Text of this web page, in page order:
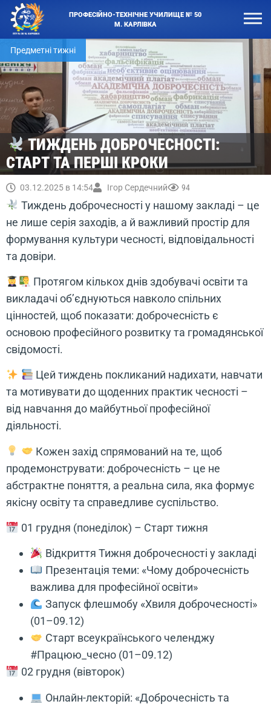
ПРОФЕСІЙНО-ТЕХНІЧНЕ УЧИЛИЩЕ № 50
М. КАРЛІВКА
Предметні тижні
ТИЖДЕНЬ ДОБРОЧЕСНОСТІ:
СТАРТ ТА ПЕРШІ КРОКИ
03.12.2025 в 14:54 Ігор Сердечний 94
Тиждень доброчесності у нашому закладі – це
не лише серія заходів, а й важливий простір для
формування культури чесності, відповідальності
та довіри.
Протягом кількох днів здобувачі освіти та
викладачі об’єднуються навколо спільних
цінностей, щоб показати: доброчесність є
основою професійного розвитку та громадянської
свідомості.
Цей тиждень покликаний надихати, навчати
та мотивувати до щоденних практик чесності –
від навчання до майбутньої професійної
діяльності.
Кожен захід спрямований на те, щоб
продемонструвати: доброчесність – це не
абстрактне поняття, а реальна сила, яка формує
якісну освіту та справедливе суспільство.
01 грудня (понеділок) – Старт тижня
Відкриття Тижня доброчесності у закладі
Презентація теми: «Чому доброчесність
важлива для професійної освіти»
Запуск флешмобу «Хвиля доброчесності»
(01–09.12)
Старт всеукраїнського челенджу
#Працюю_чесно (01–09.12)
02 грудня (вівторок)
Онлайн-лекторій: «Доброчесність та